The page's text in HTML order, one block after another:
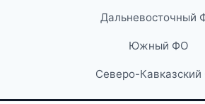
Дальневосточный
Южный ФО
Северо-